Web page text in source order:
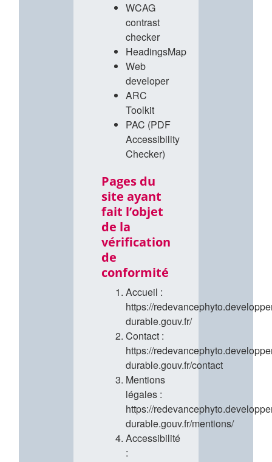
WCAG
contrast
checker
HeadingsMap
Web
developer
ARC
Toolkit
PAC (PDF
Accessibility
Checker)
Pages du
site ayant
fait l’objet
de la
vérification
de
conformité
Accueil :
https://
durable.gouv.fr/
Contact :
https://
durable.gouv.fr/contact
Mentions
légales :
https://
durable.gouv.fr/mentions/
Accessibilité
: